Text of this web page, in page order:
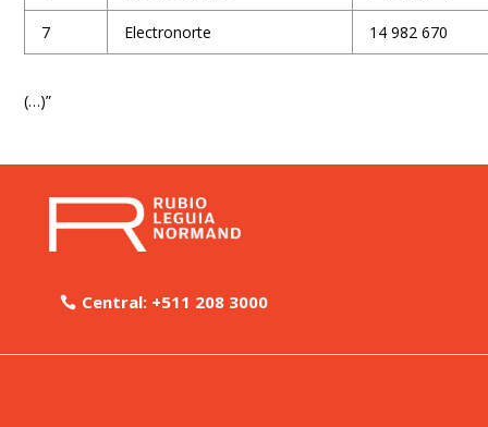
7 Electronorte 14 982 670
(…)”
Central: +511 208 3000